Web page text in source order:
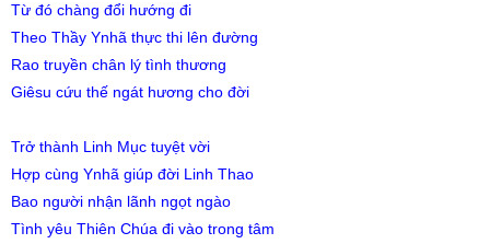
Từ đó chàng đổi hướng đi
Theo Thầy Ynhã thực thi lên đường
Rao truyền chân lý tình thương
Giêsu cứu thế ngát hương cho đời
Trở thành Linh Mục tuyệt vời
Hợp cùng Ynhã giúp đời Linh Thao
Bao người nhận lãnh ngọt ngào
Tình yêu Thiên Chúa đi vào trong tâm